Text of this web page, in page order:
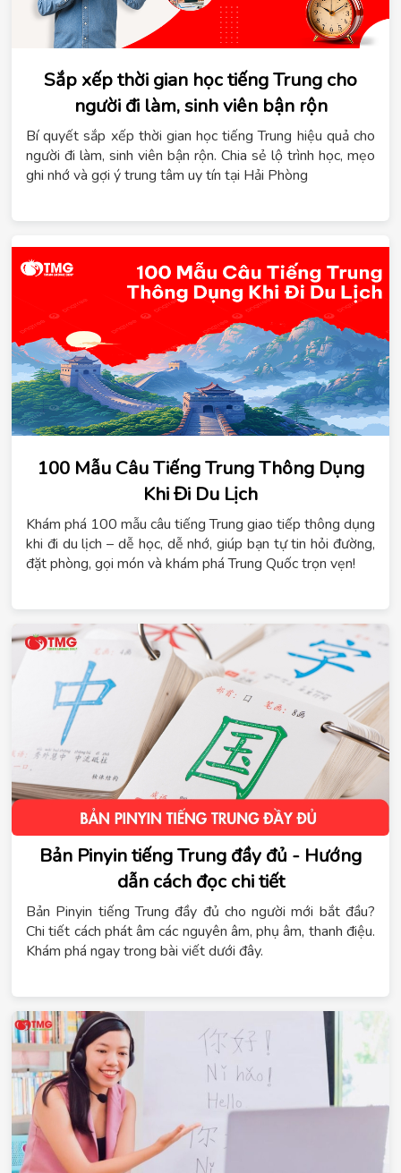
Sắp xếp thời gian học tiếng Trung cho
người đi làm, sinh viên bận rộn
Bí quyết sắp xếp thời gian học tiếng Trung hiệu quả cho
người đi làm, sinh viên bận rộn. Chia sẻ lộ trình học, mẹo
ghi nhớ và gợi ý trung tâm uy tín tại Hải Phòng
100 Mẫu Câu Tiếng Trung Thông Dụng
Khi Đi Du Lịch
Khám phá 100 mẫu câu tiếng Trung giao tiếp thông dụng
khi đi du lịch – dễ học, dễ nhớ, giúp bạn tự tin hỏi đường,
đặt phòng, gọi món và khám phá Trung Quốc trọn vẹn!
Bản Pinyin tiếng Trung đầy đủ - Hướng
dẫn cách đọc chi tiết
Bản Pinyin tiếng Trung đầy đủ cho người mới bắt đầu?
Chi tiết cách phát âm các nguyên âm, phụ âm, thanh điệu.
Khám phá ngay trong bài viết dưới đây.